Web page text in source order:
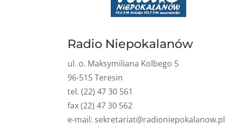
Radio Niepokalanów
ul. o. Maksymiliana Kolbego 5
96-515 Teresin
tel. (22) 47 30 561
fax (22) 47 30 562
e-mail: sekretariat@radioniepokalanow.pl